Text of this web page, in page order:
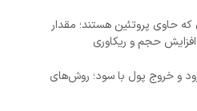
حاوی پروتئین هستند؛ مقدار
حجم و ریکاوری
و خروج پول با سود؛ روش‌های